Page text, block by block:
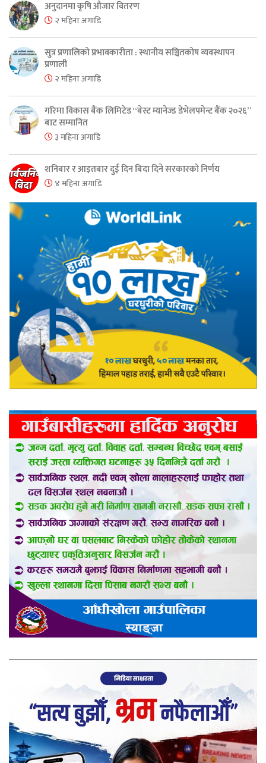
अनुदानमा कृषि औजार वितरण
२ महिना अगाडि
सुत्र प्रणालिको प्रभावकारीता : स्थानीय सञ्चितकोष व्यवस्थापन
प्रणाली
२ महिना अगाडि
गरिमा विकास बैंक लिमिटेड “बेस्ट म्यानेज्ड डेभेलपमेन्ट बैंक २०२६”
बाट सम्मानित
३ महिना अगाडि
शनिबार र आइतबार दुई दिन बिदा दिने सरकारको निर्णय
४ महिना अगाडि